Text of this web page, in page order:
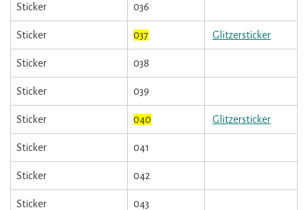
Sticker 036
Sticker 037 Glitzersticker
Sticker 038
Sticker 039
Sticker 040 Glitzersticker
Sticker 041
Sticker 042
Sticker 043